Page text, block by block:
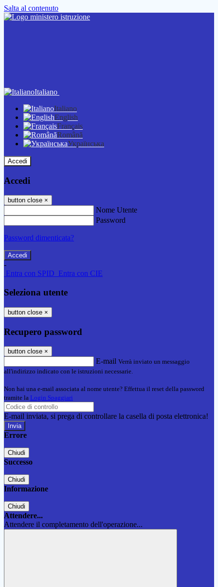
Salta al contenuto
Italiano
Italiano
English
Français
Română
Українська
Accedi
Accedi
button close ×
Nome Utente
Password
Password dimenticata?
-
Entra con SPID Entra con CIE
Seleziona utente
button close ×
Recupero password
button close ×
E-mail Verrà inviato un messaggio
all'indirizzo indicato con le istruzioni necessarie.
Non hai una e-mail associata al nome utente? Effettua il reset della password
tramite la Login Spaggiari
E-mail inviata, si prega di controllare la casella di posta elettronica!
Errore
Chiudi
Successo
Chiudi
Informazione
Chiudi
Attendere...
Attendere il completamento dell'operazione...